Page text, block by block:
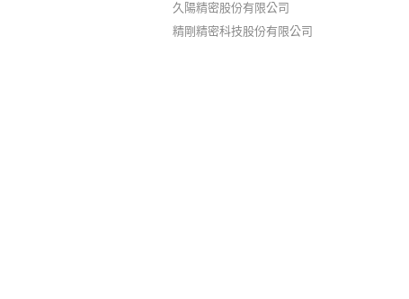
久陽精密股份有限公司
精剛精密科技股份有限公司